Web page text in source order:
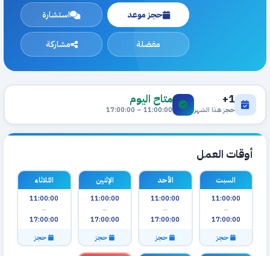
حجز موعد استشارة
مفضلة مشاركة
1+
حجز هذا الشهر
متاح اليوم
11:00:00 – 17:00:00
أوقات العمل
السبت
11:00:00
—
17:00:00
حجز
الأحد
11:00:00
—
17:00:00
حجز
الإثنين
11:00:00
—
17:00:00
حجز
الثلاثاء
11:00:00
—
17:00:00
حجز